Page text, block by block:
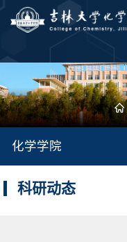
化学学院
科研动态